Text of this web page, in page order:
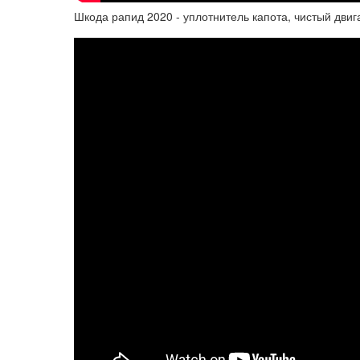
Шкода рапид 2020 - уплотнитель капота, чистый